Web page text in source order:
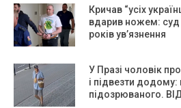
Кричав “усіх
вдарив ножем: суд
років ув’язнення
У Празі чоловік
і підвезти додому:
підозрюваного.